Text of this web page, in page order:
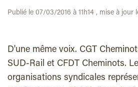
Publié le 07/03/2016 à 11h14 , mise à jour
D'une même voix. CGT
SUD-Rail et CFDT Cheminots.
organisations syndicales